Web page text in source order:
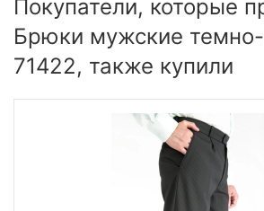
Покупатели, которые
Брюки мужские
71422, также купили